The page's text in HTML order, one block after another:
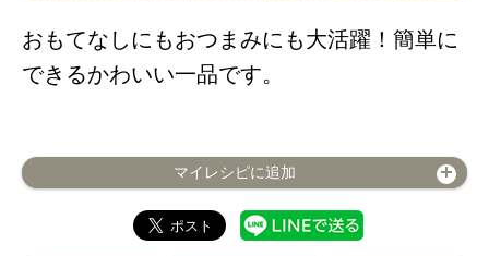
おもてなしにもおつまみにも大活躍！簡単に
できるかわいい一品です。
マイレシピに追加